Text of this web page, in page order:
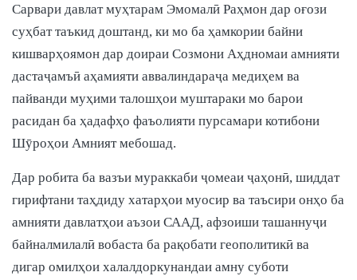
Сарвари давлат муҳтарам Эмомалӣ Раҳмон дар оғози
суҳбат таъкид доштанд, ки мо ба ҳамкории байни
кишварҳоямон дар доираи Созмони Аҳдномаи амнияти
дастаҷамъӣ аҳамияти аввалиндараҷа медиҳем ва
пайванди муҳими талошҳои муштараки мо барои
расидан ба ҳадафҳо фаъолияти пурсамари котибони
Шӯроҳои Амният мебошад.
Дар робита ба вазъи мураккаби ҷомеаи ҷаҳонӣ, шиддат
гирифтани таҳдиду хатарҳои муосир ва таъсири онҳо ба
амнияти давлатҳои аъзои СААД, афзоиши ташаннуҷи
байналмилалӣ вобаста ба рақобати геополитикӣ ва
дигар омилҳои халалдоркунандаи амну суботи